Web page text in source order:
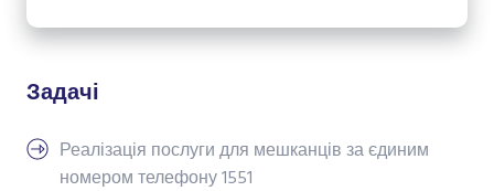
Задачі
Реалізація послуги для мешканців за єдиним
номером телефону 1551